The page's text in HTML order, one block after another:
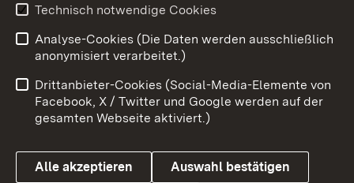
Impressum
Kontakt
Barrierefreiheit
Datenschutz
Cookies
Technisch notwendige Cookies
Analyse-Cookies (Die Daten werden ausschließlich
anonymisiert verarbeitet.)
Drittanbieter-Cookies (Social-Media-Elemente von
Facebook, X / Twitter und Google werden auf der
gesamten Webseite aktiviert.)
Alle akzeptieren Auswahl bestätigen